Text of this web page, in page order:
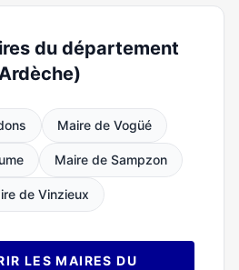
du département
Maire de Vogüé
Maire de Sampzon
de Vinzieux
LES MAIRES DU